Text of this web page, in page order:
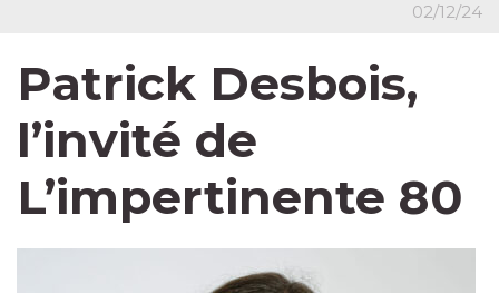
02/12/24
Patrick Desbois,
l’invité de
L’impertinente 80